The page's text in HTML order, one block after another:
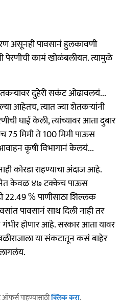
असूनही पावसानं हुलकावणी
पेरणीची कामं खोळंबलीयत. त्यामुळे
दुहेरी सकंट ओढावलयं...
आहेतच, त्यात ज्या शेतकऱ्यांनी
घाई केली, त्यांच्यावर आता दुबार
मिमी ते 100 मिमी पाऊस
कृषी विभागानं केलयं...
कोरडा राहण्याचा अंदाज आहे.
केवळ ४७ टक्केच पाऊस
22.49 % पाणीसाठा शिल्लक
पावसानं साथ दिली नाही तर
गंभीर होणार आहे. सरकार आता यावर
या संकटातून कसं बाहेर
ऑफर्स पाहण्यासाठीक्लिक करा.